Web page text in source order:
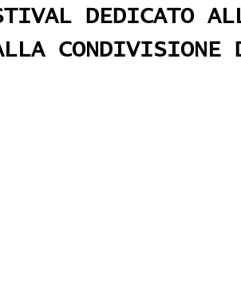
DEDICATO
CONDIVISIONE